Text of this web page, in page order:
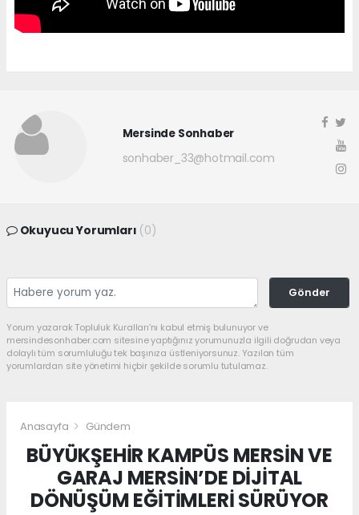
Mersinde Sonhaber
sonhaber_33@hotmail.com
Okuyucu Yorumları (0)
Gönder
Yorum yazarak Topluluk Kuralları’nı kabul etmiş bulunuyor ve
mersindesonhaber.com sitesine yaptığınız yorumunuzla ilgili doğrudan veya
dolaylı tüm sorumluluğu tek başınıza üstleniyorsunuz. Yazılan tüm
yorumlardan site yönetimi hiçbir şekilde sorumlu tutulamaz.
Anasayfa Gündem
BÜYÜKŞEHİR KAMPÜS MERSİN VE
GARAJ MERSİN’DE DİJİTAL
DÖNÜŞÜM EĞİTİMLERİ SÜRÜYOR